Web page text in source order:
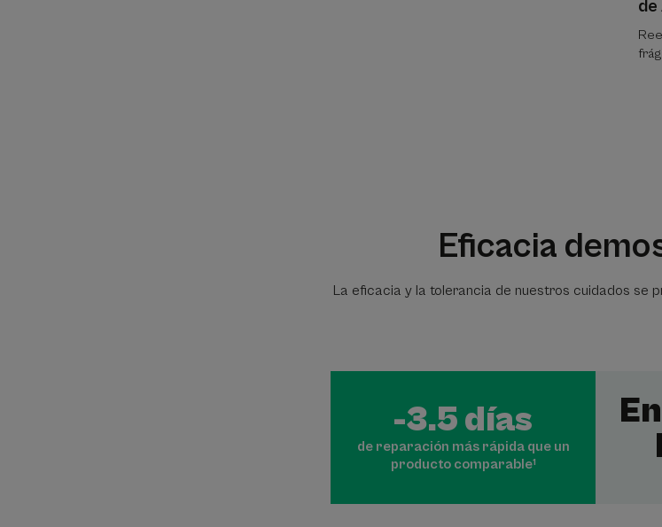
de
Eficacia
La eficacia y la tolerancia de nuestros cuidados se
-3.5 días
de reparación más rápida que un
producto comparable¹